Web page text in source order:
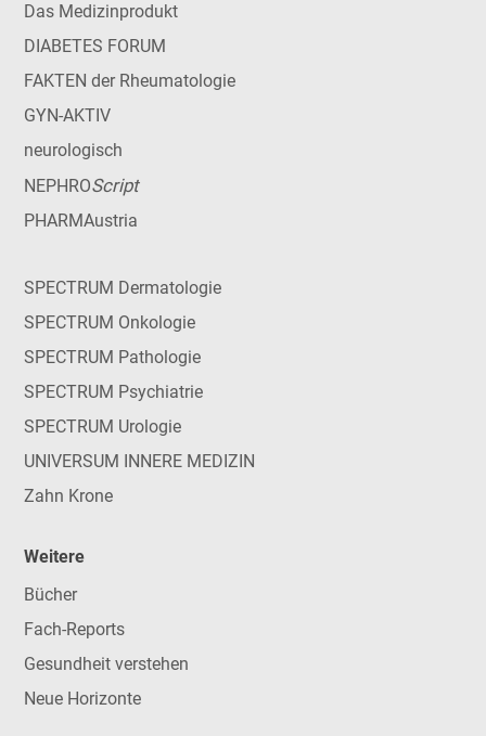
Das Medizinprodukt
DIABETES FORUM
FAKTEN der Rheumatologie
GYN-AKTIV
neurologisch
NEPHROScript
PHARMAustria
SPECTRUM Dermatologie
SPECTRUM Onkologie
SPECTRUM Pathologie
SPECTRUM Psychiatrie
SPECTRUM Urologie
UNIVERSUM INNERE MEDIZIN
Zahn Krone
Weitere
Bücher
Fach-Reports
Gesundheit verstehen
Neue Horizonte